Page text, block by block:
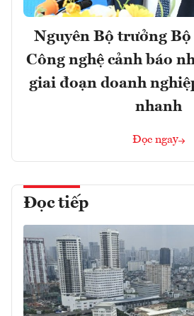
Nguyên Bộ trưởng Bộ
Công nghệ cảnh báo
giai đoạn doanh
nhanh
Đọc ngay
Đọc tiếp